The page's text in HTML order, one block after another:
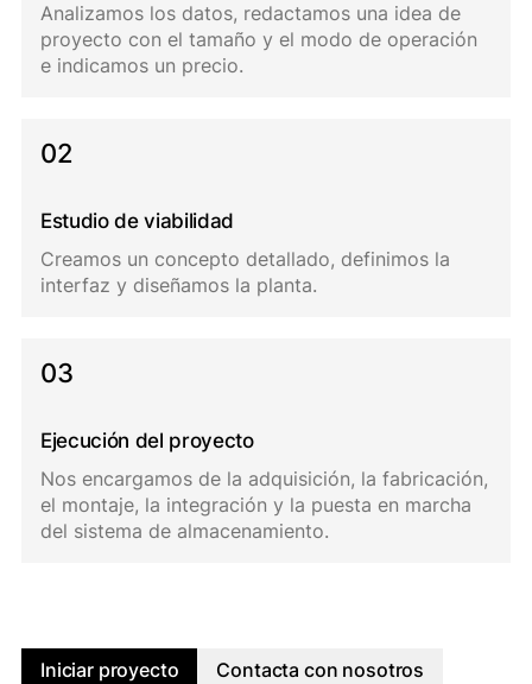
Analizamos los datos, redactamos una idea de
proyecto con el tamaño y el modo de operación
e indicamos un precio.
02
Estudio de viabilidad
Creamos un concepto detallado, definimos la
interfaz y diseñamos la planta.
03
Ejecución del proyecto
Nos encargamos de la adquisición, la fabricación,
el montaje, la integración y la puesta en marcha
del sistema de almacenamiento.
Iniciar proyecto Contacta con nosotros